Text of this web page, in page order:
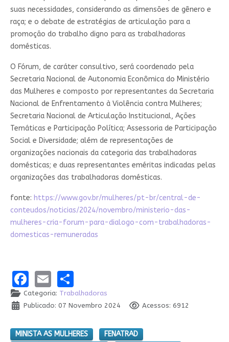
suas necessidades, considerando as dimensões de gênero e
raça; e o debate de estratégias de articulação para a
promoção do trabalho digno para as trabalhadoras
domésticas.
O Fórum, de caráter consultivo, será coordenado pela
Secretaria Nacional de Autonomia Econômica do Ministério
das Mulheres e composto por representantes da Secretaria
Nacional de Enfrentamento à Violência contra Mulheres;
Secretaria Nacional de Articulação Institucional, Ações
Temáticas e Participação Política; Assessoria de Participação
Social e Diversidade; além de representações de
organizações nacionais da categoria das trabalhadoras
domésticas; e duas representantes eméritas indicadas pelas
organizações das trabalhadoras domésticas.
fonte: https://www.gov.br/mulheres/pt-br/central-de-
conteudos/noticias/2024/novembro/ministerio-das-
mulheres-cria-forum-para-dialogo-com-trabalhadoras-
domesticas-remuneradas
Facebook
EmailShare
Categoria: Trabalhadoras
Publicado: 07 Novembro 2024
Acessos: 6912
MINISTA AS MULHERES
FENATRAD